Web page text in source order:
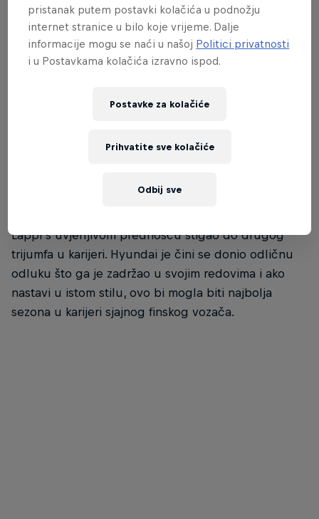
upisao svoju prvu pobjedu na Finskom reliju. U
padova, ali nije odustao.
Lappi s uvjerljivom prednošću stigao do drugog
trijumfa u karijeri. Hyundai je čini se donio odličnu
odluku što ga je zadržao u svojim redovima i ako
nastavi u istom stilu, ovo bi mogla biti najbolja
sezona u karijeri sjajnog finskog vozača.
pristanak putem postavki kolačića u podnožju
internet stranice u bilo koje vrijeme. Dalje
informacije mogu se naći u našoj Politici privatnosti
i u Postavkama kolačića izravno ispod.
Postavke za kolačiće
Odbij sve
Prihvatite sve kolačiće